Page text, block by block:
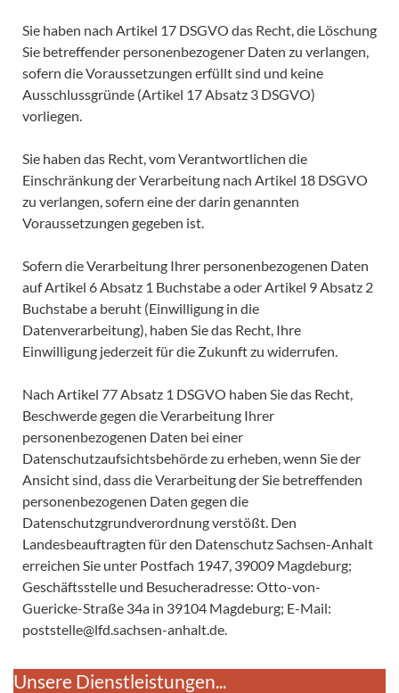
Sie haben nach Artikel 17 DSGVO das Recht, die Löschung
Sie betreffender personenbezogener Daten zu verlangen,
sofern die Voraussetzungen erfüllt sind und keine
Ausschlussgründe (Artikel 17 Absatz 3 DSGVO)
vorliegen.
Sie haben das Recht, vom Verantwortlichen die
Einschränkung der Verarbeitung nach Artikel 18 DSGVO
zu verlangen, sofern eine der darin genannten
Voraussetzungen gegeben ist.
Sofern die Verarbeitung Ihrer personenbezogenen Daten
auf Artikel 6 Absatz 1 Buchstabe a oder Artikel 9 Absatz 2
Buchstabe a beruht (Einwilligung in die
Datenverarbeitung), haben Sie das Recht, Ihre
Einwilligung jederzeit für die Zukunft zu widerrufen.
Nach Artikel 77 Absatz 1 DSGVO haben Sie das Recht,
Beschwerde gegen die Verarbeitung Ihrer
personenbezogenen Daten bei einer
Datenschutzaufsichtsbehörde zu erheben, wenn Sie der
Ansicht sind, dass die Verarbeitung der Sie betreffenden
personenbezogenen Daten gegen die
Datenschutzgrundverordnung verstößt. Den
Landesbeauftragten für den Datenschutz Sachsen-Anhalt
erreichen Sie unter Postfach 1947, 39009 Magdeburg;
Geschäftsstelle und Besucheradresse: Otto-von-
Guericke-Straße 34a in 39104 Magdeburg; E-Mail:
poststelle@lfd.sachsen-anhalt.de.
Unsere Dienstleistungen...